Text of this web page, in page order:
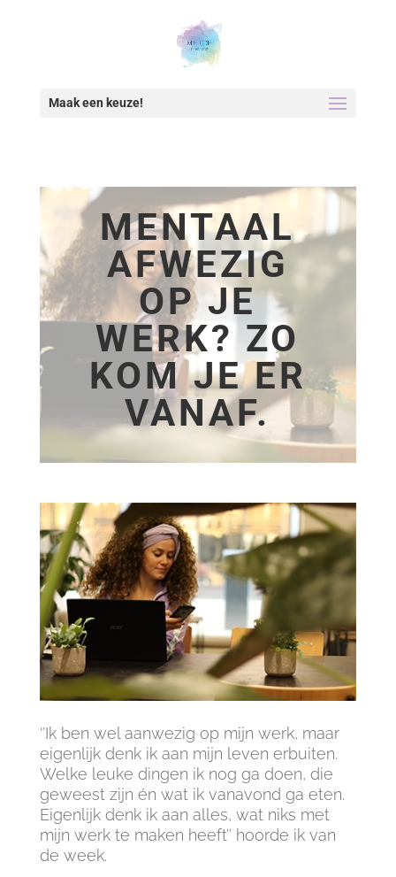
Maak een keuze!
MENTAAL
AFWEZIG
OP JE
WERK? ZO
KOM JE ER
VANAF.
‘’Ik ben wel aanwezig op mijn werk, maar
eigenlijk denk ik aan mijn leven erbuiten.
Welke leuke dingen ik nog ga doen, die
geweest zijn én wat ik vanavond ga eten.
Eigenlijk denk ik aan alles, wat niks met
mijn werk te maken heeft’’ hoorde ik van
de week.